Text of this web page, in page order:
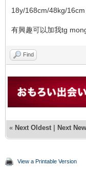
18y/168cm/48kg/
有興趣可以加我tg
Find
« Next Oldest | Next
View a Printable Version